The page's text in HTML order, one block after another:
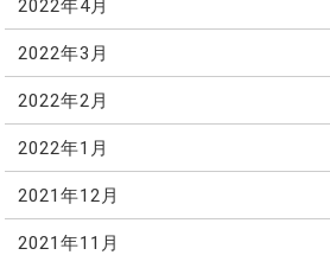
2022年4月
2022年3月
2022年2月
2022年1月
2021年12月
2021年11月